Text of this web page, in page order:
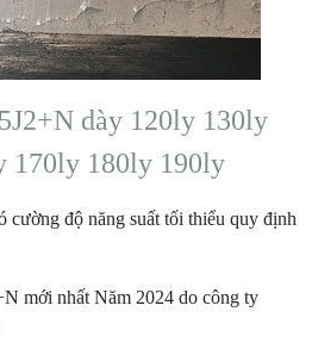
dày 120ly 130ly
170ly 180ly 190ly
cường độ năng suất tối thiểu quy định
mới nhất Năm 2024 do công ty